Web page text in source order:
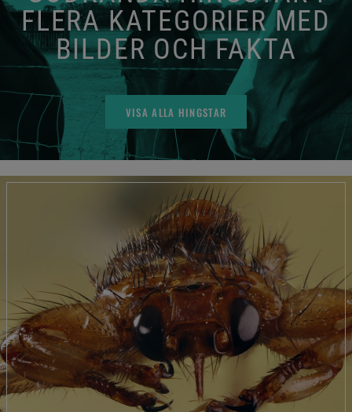
FLERA KATEGORIER MED
BILDER OCH FAKTA
VISA ALLA HINGSTAR